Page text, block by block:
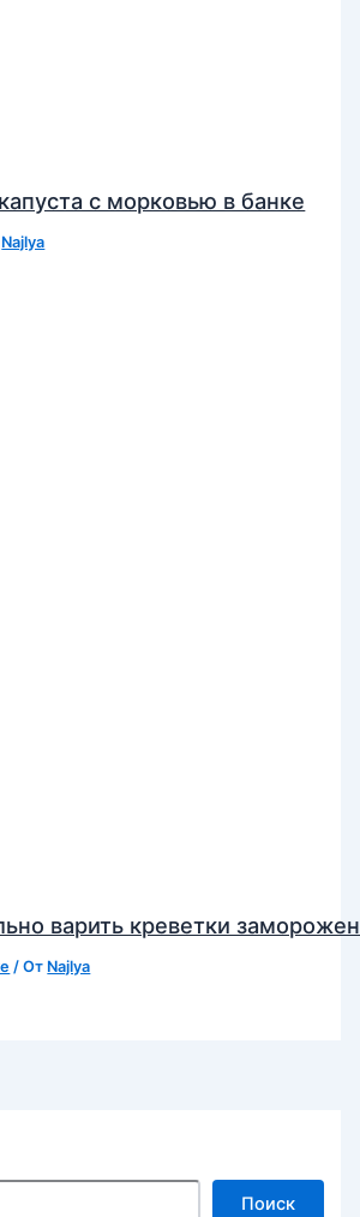
с морковью в банке
Najlya
варить креветки
/ От Najlya
Поиск